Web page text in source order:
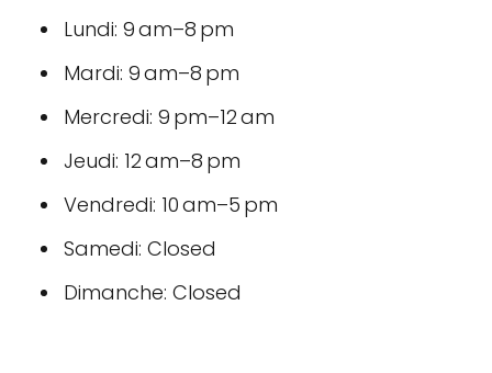
Lundi: 9 am–8 pm
Mardi: 9 am–8 pm
Mercredi: 9 pm–12 am
Jeudi: 12 am–8 pm
Vendredi: 10 am–5 pm
Samedi: Closed
Dimanche: Closed